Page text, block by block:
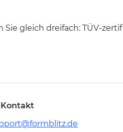
gleich dreifach: TÜV-
Kontakt